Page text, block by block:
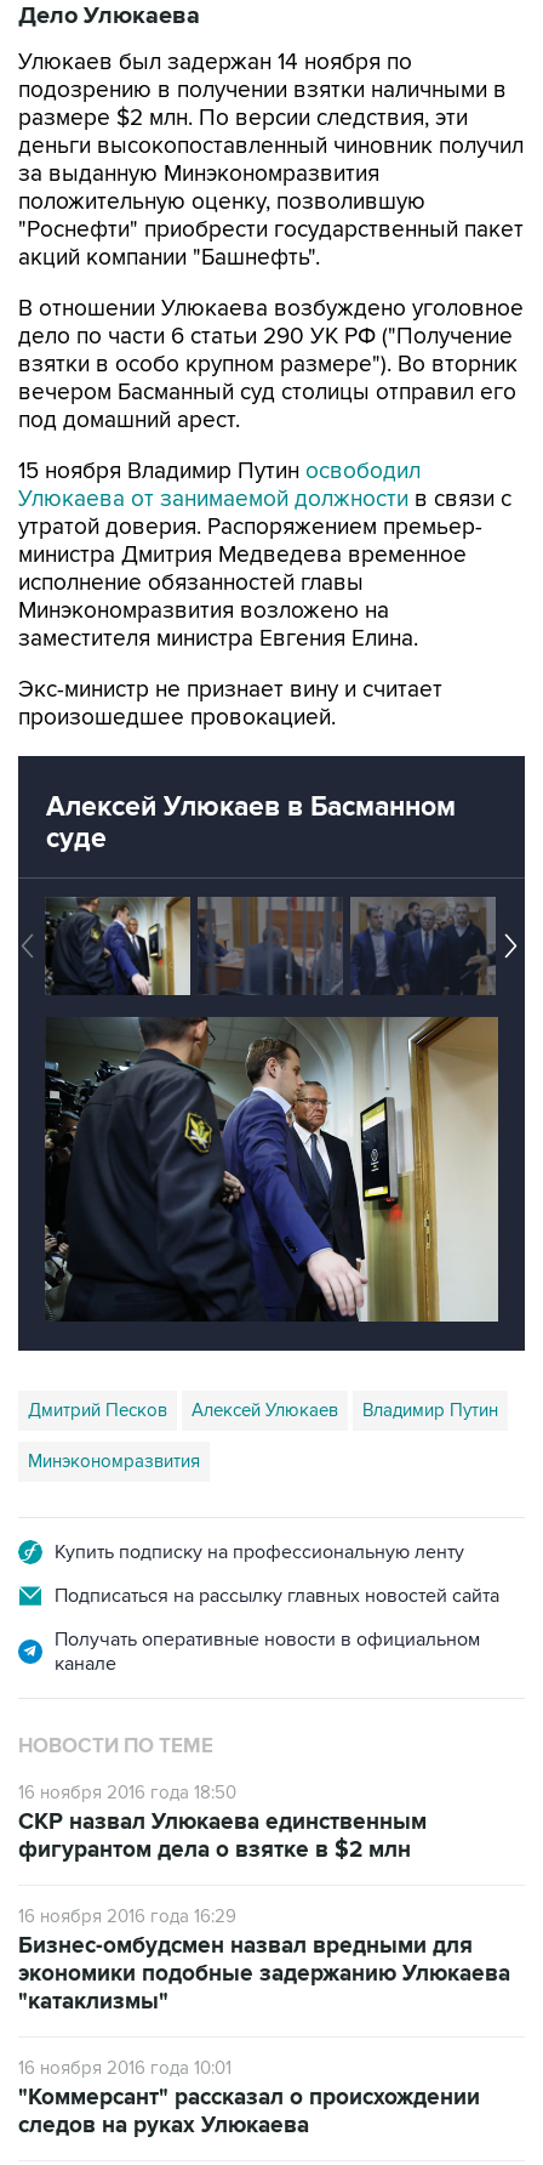
Дело Улюкаева
Улюкаев был задержан 14 ноября по
подозрению в получении взятки наличными в
размере $2 млн. По версии следствия, эти
деньги высокопоставленный чиновник получил
за выданную Минэкономразвития
положительную оценку, позволившую
"Роснефти" приобрести государственный пакет
акций компании "Башнефть".
В отношении Улюкаева возбуждено уголовное
дело по части 6 статьи 290 УК РФ ("Получение
взятки в особо крупном размере"). Во вторник
вечером Басманный суд столицы отправил его
под домашний арест.
15 ноября Владимир Путин освободил
Улюкаева от занимаемой должности в связи с
утратой доверия. Распоряжением премьер-
министра Дмитрия Медведева временное
исполнение обязанностей главы
Минэкономразвития возложено на
заместителя министра Евгения Елина.
Экс-министр не признает вину и считает
произошедшее провокацией.
Алексей Улюкаев в Басманном
суде
Дмитрий Песков Алексей Улюкаев Владимир Путин
Минэкономразвития
Купить подписку на профессиональную ленту
Подписаться на рассылку главных новостей сайта
Получать оперативные новости в официальном
канале
НОВОСТИ ПО ТЕМЕ
16 ноября 2016 года 18:50
СКР назвал Улюкаева единственным
фигурантом дела о взятке в $2 млн
16 ноября 2016 года 16:29
Бизнес-омбудсмен назвал вредными для
экономики подобные задержанию Улюкаева
"катаклизмы"
16 ноября 2016 года 10:01
"Коммерсант" рассказал о происхождении
следов на руках Улюкаева